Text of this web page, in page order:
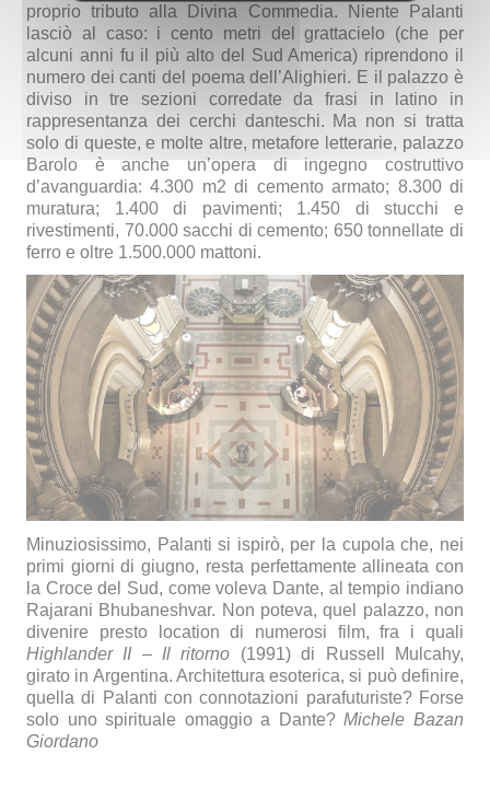
proprio tributo alla Divina Commedia. Niente Palanti
lasciò al caso: i cento metri del grattacielo (che per
alcuni anni fu il più alto del Sud America) riprendono il
numero dei canti del poema dell’Alighieri. E il palazzo è
diviso in tre sezioni corredate da frasi in latino in
rappresentanza dei cerchi danteschi. Ma non si tratta
solo di queste, e molte altre, metafore letterarie, palazzo
Barolo è anche un’opera di ingegno costruttivo
d’avanguardia: 4.300 m2 di cemento armato; 8.300 di
muratura; 1.400 di pavimenti; 1.450 di stucchi e
rivestimenti, 70.000 sacchi di cemento; 650 tonnellate di
ferro e oltre 1.500.000 mattoni.
Minuziosissimo, Palanti si ispirò, per la cupola che, nei
primi giorni di giugno, resta perfettamente allineata con
la Croce del Sud, come voleva Dante, al tempio indiano
Rajarani Bhubaneshvar. Non poteva, quel palazzo, non
divenire presto location di numerosi film, fra i quali
Highlander II – Il ritorno (1991) di Russell Mulcahy,
girato in Argentina. Architettura esoterica, si può definire,
quella di Palanti con connotazioni parafuturiste? Forse
solo uno spirituale omaggio a Dante?Michele Bazan
Giordano